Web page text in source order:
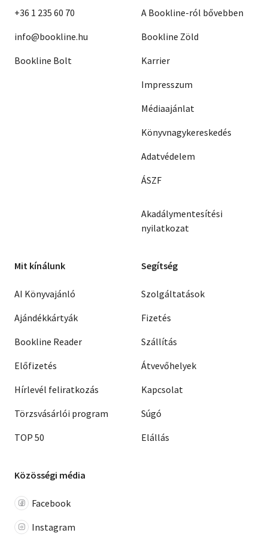
+36 1 235 60 70
info@bookline.hu
Bookline Bolt
A Bookline-ról bővebben
Bookline Zöld
Karrier
Impresszum
Médiaajánlat
Könyvnagykereskedés
Adatvédelem
ÁSZF
Akadálymentesítési
nyilatkozat
Mit kínálunk
AI Könyvajánló
Ajándékkártyák
Bookline Reader
Előfizetés
Hírlevél feliratkozás
Törzsvásárlói program
TOP 50
Segítség
Szolgáltatások
Fizetés
Szállítás
Átvevőhelyek
Kapcsolat
Súgó
Elállás
Közösségi média
Facebook
Instagram